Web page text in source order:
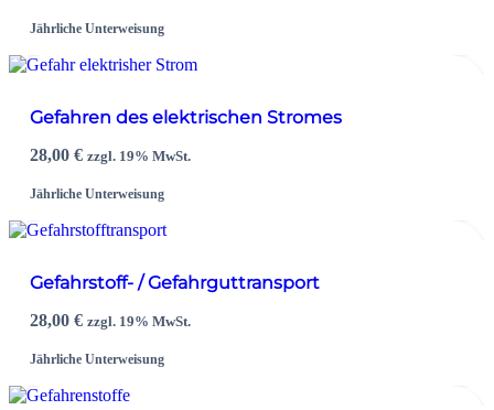
Jährliche Unterweisung
Gefahren des elektrischen Stromes
28,00€ zzgl. 19% MwSt.
Jährliche Unterweisung
Gefahrstoff- / Gefahrguttransport
28,00€ zzgl. 19% MwSt.
Jährliche Unterweisung